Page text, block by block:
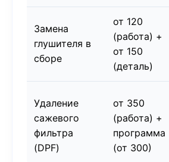
Замена
глушителя в
сборе
от 120
(работа) +
от 150
(деталь)
Удаление
сажевого
фильтра
(DPF)
от 350
(работа) +
программа
(от 300)